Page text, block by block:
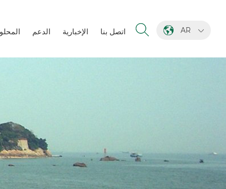
AR الدعم الإخبارية اتصل بنا